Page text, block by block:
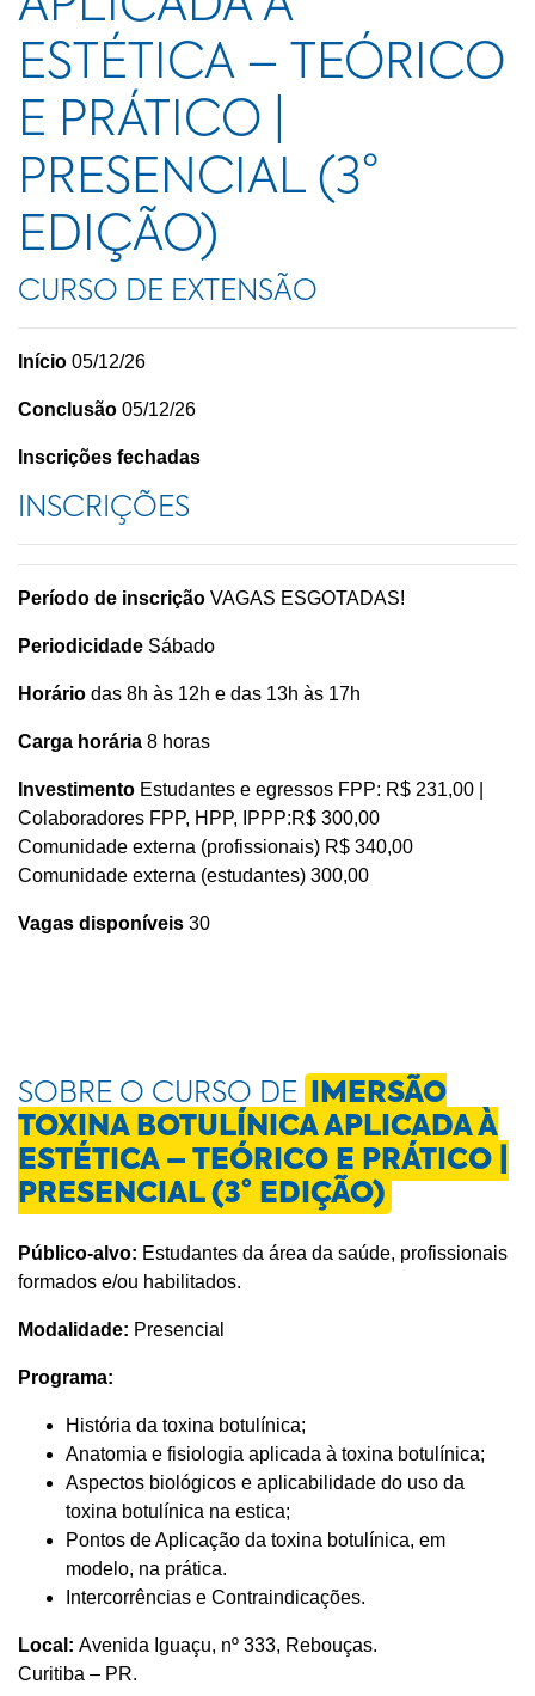
ESTÉTICA – TEÓRICO
E PRÁTICO |
PRESENCIAL (3°
EDIÇÃO)
CURSO DE EXTENSÃO
Início 05/12/26
Conclusão 05/12/26
Inscrições fechadas
INSCRIÇÕES
Período de inscrição VAGAS ESGOTADAS!
Periodicidade Sábado
Horário das 8h às 12h e das 13h às 17h
Carga horária 8 horas
Investimento Estudantes e egressos FPP: R$ 231,00 |
Colaboradores FPP, HPP, IPPP:R$ 300,00
Comunidade externa (profissionais) R$ 340,00
Comunidade externa (estudantes) 300,00
Vagas disponíveis 30
SOBRE O CURSO DE
IMERSÃO
TOXINA BOTULÍNICA APLICADA À
ESTÉTICA – TEÓRICO E PRÁTICO |
PRESENCIAL (3° EDIÇÃO)
Público-alvo: Estudantes da área da saúde, profissionais
formados e/ou habilitados.
Modalidade: Presencial
Programa:
História da toxina botulínica;
Anatomia e fisiologia aplicada à toxina botulínica;
Aspectos biológicos e aplicabilidade do uso da
toxina botulínica na estica;
Pontos de Aplicação da toxina botulínica, em
modelo, na prática.
Intercorrências e Contraindicações.
Local: Avenida Iguaçu, nº 333, Rebouças.
Curitiba – PR.